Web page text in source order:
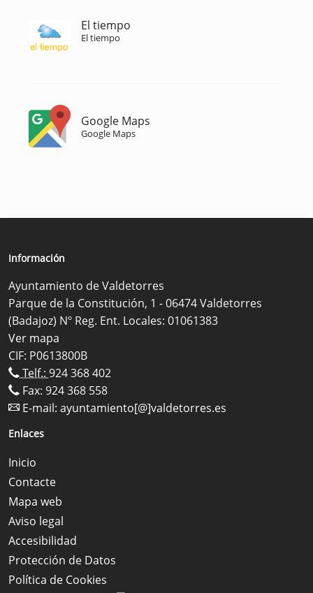
El tiempo
El tiempo
Google Maps
Google Maps
Información
Ayuntamiento de Valdetorres
Parque de la Constitución, 1 - 06474 Valdetorres
(Badajoz) Nº Reg. Ent. Locales: 01061383
Ver mapa
CIF: P0613800B
Telf.: 924 368 402
Fax: 924 368 558
E-mail: ayuntamiento[@]valdetorres.es
Enlaces
Inicio
Contacte
Mapa web
Aviso legal
Accesibilidad
Protección de Datos
Política de Cookies